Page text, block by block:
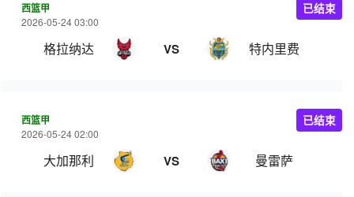
西篮甲
2026-05-24 03:00
格拉纳达 VS 特内里费
已结束
西篮甲
2026-05-24 02:00
大加那利 VS 曼雷萨
已结束